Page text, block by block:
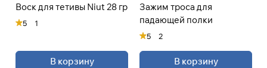
Воск для тетивы Niut 28 гр
5 1
В корзину
Зажим троса для
падающей полки
5 2
В корзину